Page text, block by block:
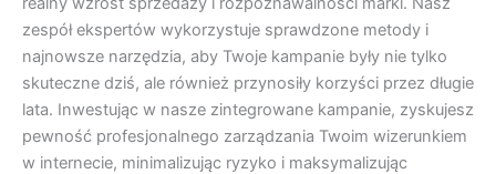
zespół ekspertów wykorzystuje sprawdzone metody i
najnowsze narzędzia, aby Twoje kampanie były nie tylko
skuteczne dziś, ale również przynosiły korzyści przez długie
lata. Inwestując w nasze zintegrowane kampanie, zyskujesz
pewność profesjonalnego zarządzania Twoim wizerunkiem
w internecie, minimalizując ryzyko i maksymalizując